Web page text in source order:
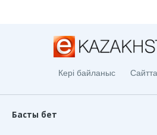
Кері байланыс
Басты бет